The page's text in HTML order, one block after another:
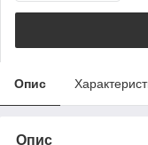
Опис
Опис